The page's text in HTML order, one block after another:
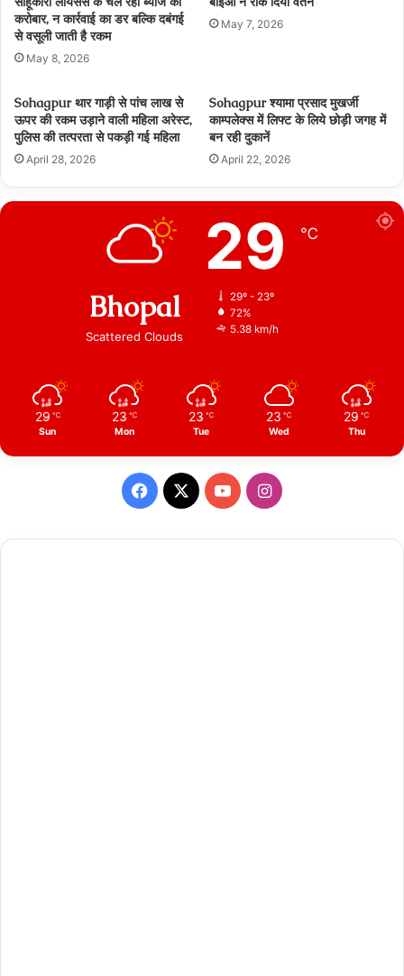
करोबार, न कार्रवाई का डर बल्कि दबंगई
से वसूली जाती है रकम
May 8, 2026
May 7, 2026
Sohagpur थार गाड़ी से पांच लाख से
ऊपर की रकम उड़ाने वाली महिला अरेस्ट,
पुलिस की तत्परता से पकड़ी गई महिला
April 28, 2026
Sohagpur श्यामा प्रसाद मुखर्जी
काम्पलेक्स में लिफ्ट के लिये छोड़ी जगह में
बन रही दुकानें
April 22, 2026
Bhopal
Scattered Clouds
29 ℃
29º - 23º
72%
5.38 km/h
29 ℃
Sun
23 ℃
Mon
23 ℃
Tue
23 ℃
Wed
29 ℃
Thu
Facebook
X YouTubeInstagram